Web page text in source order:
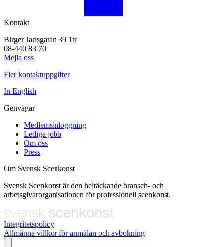
Kontakt
Birger Jarlsgatan 39 1tr
08-440 83 70
Mejla oss
Fler kontaktuppgifter
In English
Genvägar
Medlemsinloggning
Lediga jobb
Om oss
Press
Om Svensk Scenkonst
Svensk Scenkonst är den heltäckande bransch- och
arbetsgivarorganisationen för professionell scenkonst.
Integritetspolicy
Allmänna villkor för anmälan och avbokning